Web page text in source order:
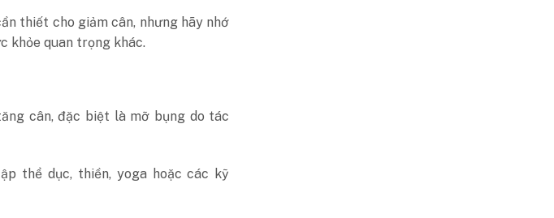
thiết cho giảm cân, nhưng hãy nhớ
khỏe quan trọng khác.
cân, đặc biệt là mỡ bụng do tác
thể dục, thiền, yoga hoặc các kỹ